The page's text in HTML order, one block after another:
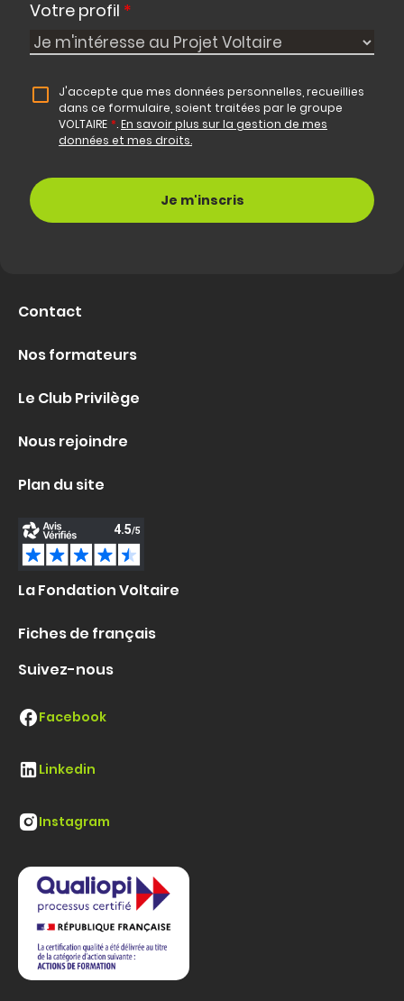
Votre profil *
J'accepte que mes données personnelles, recueillies
dans ce formulaire, soient traitées par le groupe
VOLTAIRE *.En savoir plus sur la gestion de mes
données et mes droits.
Contact
Nos formateurs
Le Club Privilège
Nous rejoindre
Plan du site
La Fondation Voltaire
Fiches de français
Suivez-nous
Facebook
Linkedin
Instagram